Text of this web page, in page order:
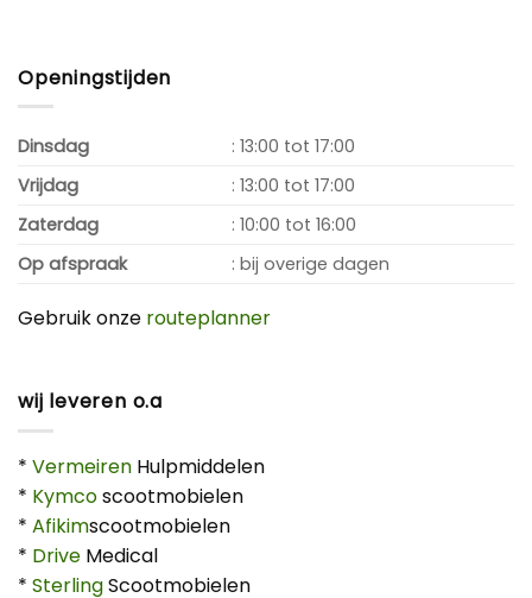
Openingstijden
Dinsdag
: 13:00 tot 17:00
Vrijdag
: 13:00 tot 17:00
Zaterdag
: 10:00 tot 16:00
Op afspraak
: bij overige dagen
Gebruik onze routeplanner
wij leveren o.a
* Vermeiren Hulpmiddelen
* Kymcoscootmobielen
* Afikimscootmobielen
* Drive Medical
* SterlingScootmobielen